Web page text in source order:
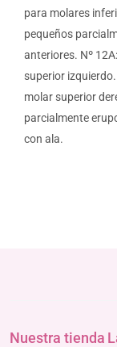
para molares
pequeños
anteriores. Nº
superior
molar superior
parcialmente
con ala.
Nuestra tienda